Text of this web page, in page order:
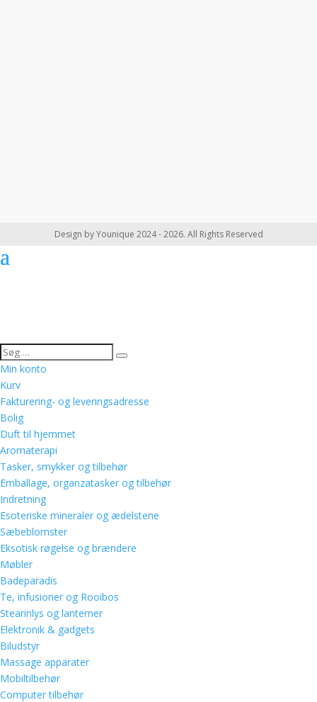
Design by Younique 2024 - 2026. All Rights Reserved
Min konto
Kurv
Fakturering- og leveringsadresse
Bolig
Duft til hjemmet
Aromaterapi
Tasker, smykker og tilbehør
Emballage, organzatasker og tilbehør
Indretning
Esoteriske mineraler og ædelstene
Sæbeblomster
Eksotisk røgelse og brændere
Møbler
Badeparadis
Te, infusioner og Rooibos
Stearinlys og lanterner
Elektronik & gadgets
Biludstyr
Massage apparater
Mobiltilbehør
Computer tilbehør